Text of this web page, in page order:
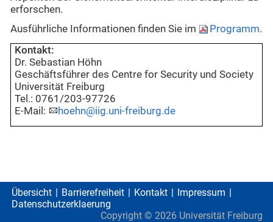
erforschen.
Ausführliche Informationen finden Sie im
Programm.
Kontakt:
Dr. Sebastian Höhn
Geschäftsführer des Centre for Security und Society
Universität Freiburg
Tel.: 0761/203-97726
E-Mail:
hoehn@iig.uni-freiburg.de
Übersicht Barrierefreiheit Kontakt
Impressum
Datenschutzerklaerung
Copyright © 2026 Universität Freiburg